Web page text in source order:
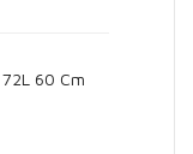
60 Cm